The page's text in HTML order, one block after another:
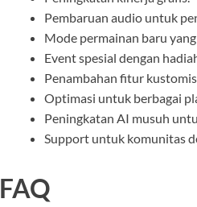
Pembaruan audio untuk
Mode permainan baru
Event spesial dengan
Penambahan fitur
Optimasi untuk berbagai
Peningkatan AI musuh
Support untuk komunitas
FAQ